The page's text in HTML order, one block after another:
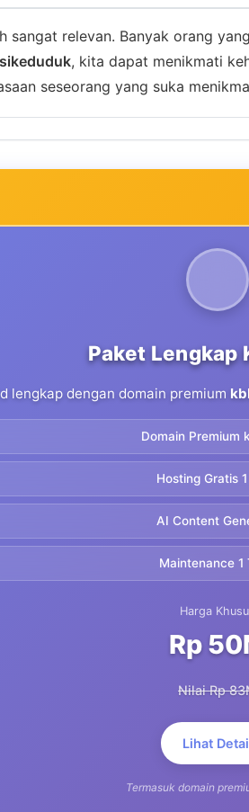
sangat relevan. Banyak orang
sikeduduk, kita dapat menikmati
seseorang yang suka
Paket Lengkap
lengkap dengan domain premium
Domain Premium
Hosting Gratis
AI Content
Maintenance 1
Harga
Rp
Nilai Rp
Lihat
Termasuk domain